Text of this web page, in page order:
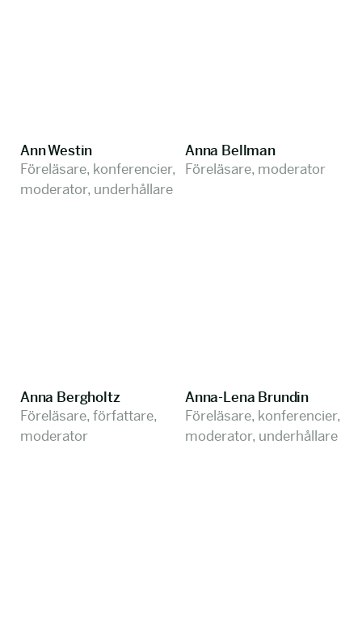
Ann Westin
Föreläsare, konferencier,
moderator, underhållare
Anna Bellman
Föreläsare, moderator
Anna Bergholtz
Föreläsare, författare,
moderator
Anna-Lena Brundin
Föreläsare, konferencier,
moderator, underhållare